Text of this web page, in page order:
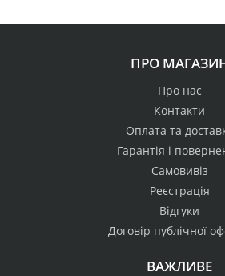
ПРО
Про нас
Контакти
Оплата та
Гарантія і
Самовивіз
Реєстрація
Відгуки
Договір публічної
ВАЖЛИВЕ